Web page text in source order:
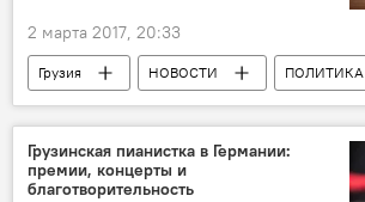
2 марта 2017, 20:33
Грузия НОВОСТИ
ПОЛИТИКА
Кибар Халваши
ТВ "Рустави 2"
Верховный суд Грузии
Ситуация вокруг телекомпании "Рустави 2"
Грузинская пианистка в Германии:
премии, концерты и
благотворительность